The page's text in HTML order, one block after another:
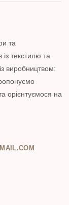
та
текстилю та
виробництвом:
орієнтуємося на